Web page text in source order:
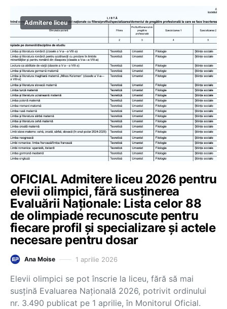
Admitere liceu
OFICIAL Admitere liceu 2026 pentru
elevii olimpici, fără susținerea
Evaluării Naționale: Lista celor 88
de olimpiade recunoscute pentru
fiecare profil și specializare și actele
necesare pentru dosar
Ana Moise 1 aprilie 2026
Elevii olimpici se pot înscrie la liceu, fără să mai
susțină Evaluarea Națională 2026, potrivit ordinului
nr. 3.490 publicat pe 1 aprilie, în Monitorul Oficial.